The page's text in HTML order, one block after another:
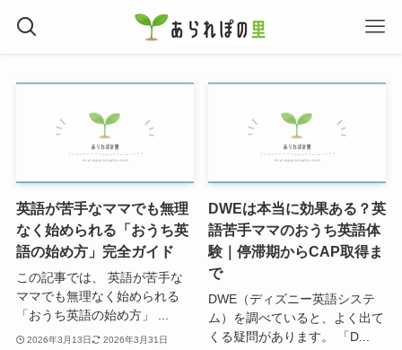
英語が苦手なママでも無理
なく始められる「おうち英
語の始め方」完全ガイド
この記事では、 英語が苦手な
ママでも無理なく始められる
「おうち英語の始め方」 ...
2026年3月13日
2026年3月31日
DWEは本当に効果ある？英
語苦手ママのおうち英語体
験｜停滞期からCAP取得ま
で
DWE（ディズニー英語システ
ム）を調べていると、よく出て
くる疑問があります。 「D...